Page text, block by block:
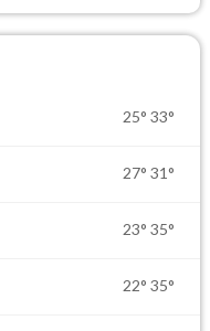
25° 33°
27° 31°
23° 35°
22° 35°